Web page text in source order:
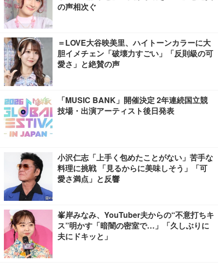
の声相次ぐ
＝LOVE大谷映美里、ハイトーンカラーに大
胆イメチェン「破壊力すごい」「反則級の可
愛さ」と絶賛の声
「MUSIC BANK」開催決定 2年連続国立競
技場・出演アーティスト後日発表
小沢仁志「上手く包めたことがない」苦手な
料理に挑戦 「見るからに美味しそう」「可
愛さ満点」と反響
峯岸みなみ、YouTuber夫からの“不意打ちキ
ス”明かす「暗闇の密室で…」「久しぶりに
夫にドキッと」